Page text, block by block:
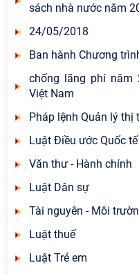
sách nhà nước năm
24/05/2018
Ban hành Chương
chống lãng phí năm
Việt Nam
Pháp lệnh Quản lý thị
Luật Điều ước Quốc tế
Văn thư - Hành chính
Luật Dân sự
Tài nguyên - Môi
Luật thuế
Luật Trẻ em